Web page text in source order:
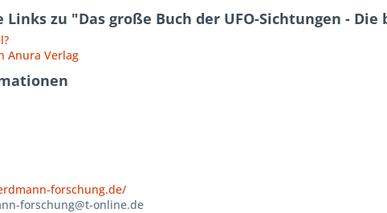
zu "Das große Buch der UFO-Sichtungen -
Anura Verlag
forschung.de/
forschung@t-online.de